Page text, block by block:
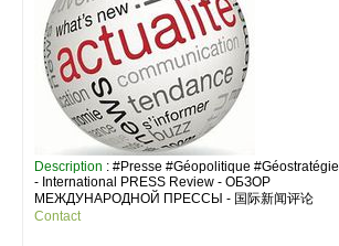
Description : #Presse #Géopolitique #Géostratégie
- International PRESS Review - ОБЗОР
МЕЖДУНАРОДНОЙ ПРЕССЫ - 国际新闻评论
Contact